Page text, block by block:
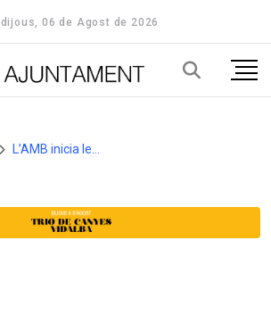
dijous, 06 de Agost de 2026